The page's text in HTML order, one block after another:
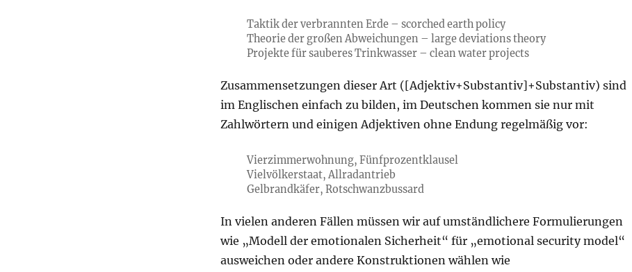
Taktik der verbrannten Erde – scorched earth policy
Theorie der großen Abweichungen – large deviations theory
Projekte für sauberes Trinkwasser – clean water projects
Zusammensetzungen dieser Art ([Adjektiv+Substantiv]+Substantiv) sind
im Englischen einfach zu bilden, im Deutschen kommen sie nur mit
Zahlwörtern und einigen Adjektiven ohne Endung regelmäßig vor:
Vierzimmerwohnung, Fünfprozentklausel
Vielvölkerstaat, Allradantrieb
Gelbrandkäfer, Rotschwanzbussard
In vielen anderen Fällen müssen wir auf umständlichere Formulierungen
wie „Modell der emotionalen Sicherheit“ für „emotional security model“
ausweichen oder andere Konstruktionen wählen wie